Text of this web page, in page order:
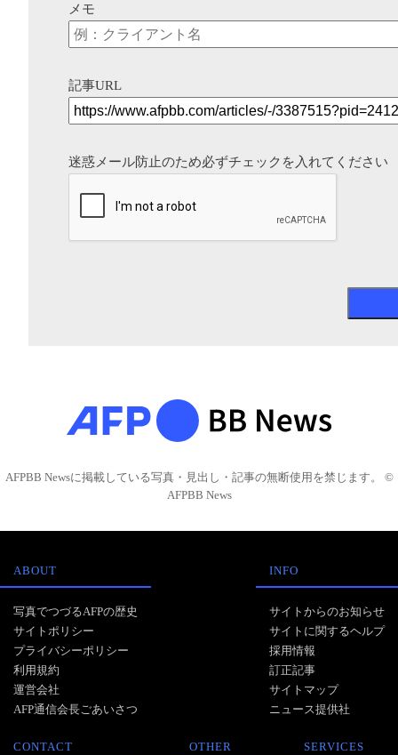
メモ
記事URL
迷惑メール防止のため必ずチェックを入れてください
AFPBB Newsに掲載している写真・見出し・記事の無断使用を禁じます。 ©
AFPBB News
ABOUT
写真でつづるAFPの歴史
サイトポリシー
プライバシーポリシー
利用規約
運営会社
AFP通信会長ごあいさつ
INFO
サイトからのお知らせ
サイトに関するヘルプ
採用情報
訂正記事
サイトマップ
ニュース提供社
CONTACT OTHER SERVICES